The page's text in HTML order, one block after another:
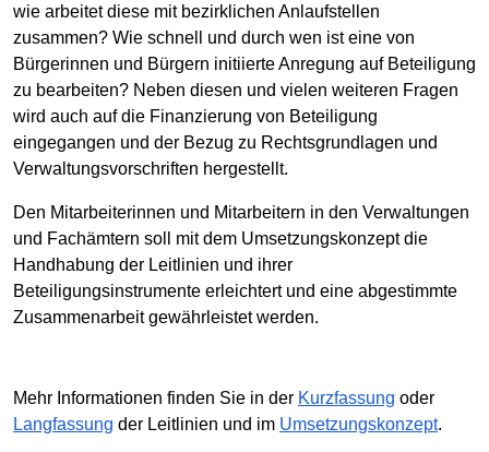
wie arbeitet diese mit bezirklichen Anlaufstellen
zusammen? Wie schnell und durch wen ist eine von
Bürgerinnen und Bürgern initiierte Anregung auf Beteiligung
zu bearbeiten? Neben diesen und vielen weiteren Fragen
wird auch auf die Finanzierung von Beteiligung
eingegangen und der Bezug zu Rechtsgrundlagen und
Verwaltungsvorschriften hergestellt.
Den Mitarbeiterinnen und Mitarbeitern in den Verwaltungen
und Fachämtern soll mit dem Umsetzungskonzept die
Handhabung der Leitlinien und ihrer
Beteiligungsinstrumente erleichtert und eine abgestimmte
Zusammenarbeit gewährleistet werden.
Mehr Informationen finden Sie in der Kurzfassung oder
Langfassung der Leitlinien und im Umsetzungskonzept.